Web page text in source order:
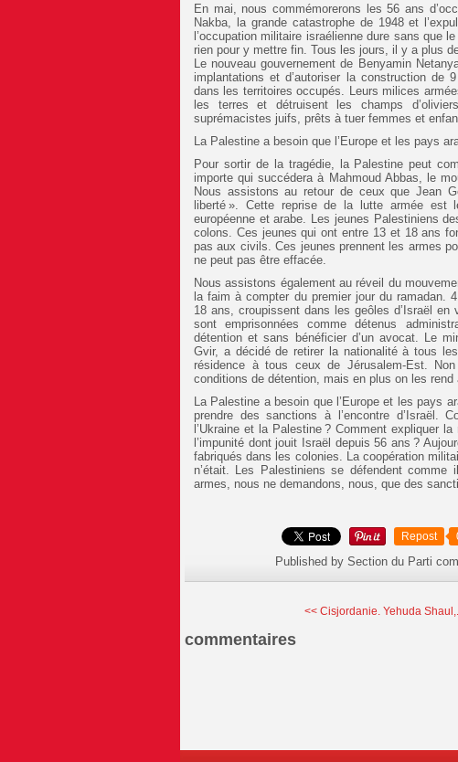
En mai, nous commémorerons les 56 ans
Nakba, la grande catastrophe de 1948 et
l’occupation militaire israélienne dure sans que
rien pour y mettre fin. Tous les jours, il y a plus
Le nouveau gouvernement de Benyamin
implantations et d’autoriser la construction de
dans les territoires occupés. Leurs milices
les terres et détruisent les champs
suprémacistes juifs, prêts à tuer femmes et
La Palestine a besoin que l’Europe et les pays
Pour sortir de la tragédie, la Palestine peut
importe qui succédera à Mahmoud Abbas, le
Nous assistons au retour de ceux que Jean
liberté ». Cette reprise de la lutte armée est
européenne et arabe. Les jeunes Palestiniens
colons. Ces jeunes qui ont entre 13 et 18 ans
pas aux civils. Ces jeunes prennent les armes
ne peut pas être effacée.
Nous assistons également au réveil du
la faim à compter du premier jour du ramadan.
18 ans, croupissent dans les geôles d’Israël
sont emprisonnées comme détenus
détention et sans bénéficier d’un avocat. Le
Gvir, a décidé de retirer la nationalité à tous
résidence à tous ceux de Jérusalem-Est.
conditions de détention, mais en plus on les rend
La Palestine a besoin que l’Europe et les pays
prendre des sanctions à l’encontre d’Israël.
l’Ukraine et la Palestine ? Comment expliquer
l’impunité dont jouit Israël depuis 56 ans ?
fabriqués dans les colonies. La coopération
n’était. Les Palestiniens se défendent
armes, nous ne demandons, nous, que des
Repost
Published by Section du Parti
<< Cisjordanie. Yehuda Shaul,...
commentaires